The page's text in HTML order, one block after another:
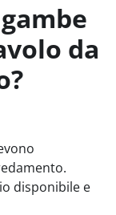
da
disponibile e